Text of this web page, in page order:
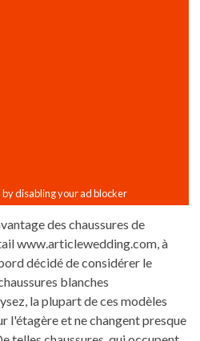
des chaussures de
www.articlewedding.com, à
décidé de considérer le
blanches
la plupart de ces modèles
l'étagère et ne changent presque